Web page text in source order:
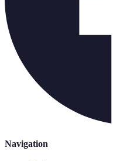
Navigation